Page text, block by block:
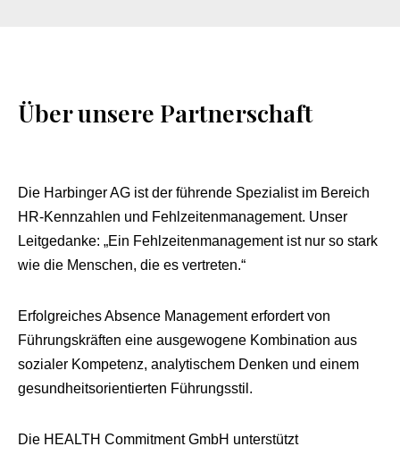
Über unsere Partnerschaft
Die Harbinger AG ist der führende Spezialist im Bereich
HR-Kennzahlen und Fehlzeitenmanagement. Unser
Leitgedanke: „Ein Fehlzeitenmanagement ist nur so stark
wie die Menschen, die es vertreten.“
Erfolgreiches Absence Management erfordert von
Führungskräften eine ausgewogene Kombination aus
sozialer Kompetenz, analytischem Denken und einem
gesundheitsorientierten Führungsstil.
Die HEALTH Commitment GmbH unterstützt